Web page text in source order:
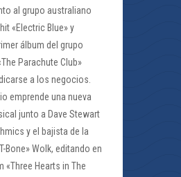
al grupo australiano
«Electric Blue» y
álbum del grupo
Parachute Club»
a los negocios.
emprende una nueva
junto a Dave Stewart
y el bajista de la
Bone» Wolk, editando en
«Three Hearts in The